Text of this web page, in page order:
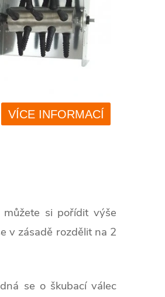
si pořídit výše
v zásadě rozdělit na 2
se o škubací válec